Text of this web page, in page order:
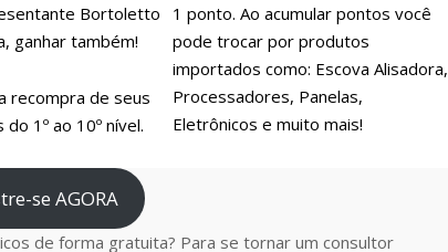
Bortoletto
ganhar também!
recompra de seus
1º ao 10º nível.
1 ponto. Ao acumular pontos você
pode trocar por produtos
importados como: Escova Alisadora,
Processadores, Panelas,
Eletrônicos e muito mais!
se AGORA
de forma gratuita? Para se tornar um consultor